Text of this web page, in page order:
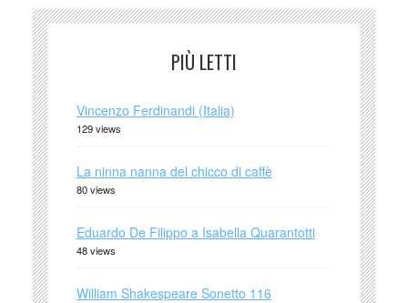
PIÙ LETTI
Vincenzo Ferdinandi (Italia)
129 views
La ninna nanna del chicco di caffè
80 views
Eduardo De Filippo a Isabella Quarantotti
48 views
William Shakespeare Sonetto 116